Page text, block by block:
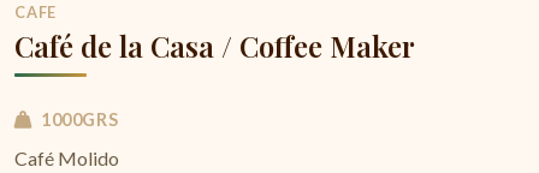
CAFE
Café de la Casa / Coffee Maker
1000GRS
Café Molido